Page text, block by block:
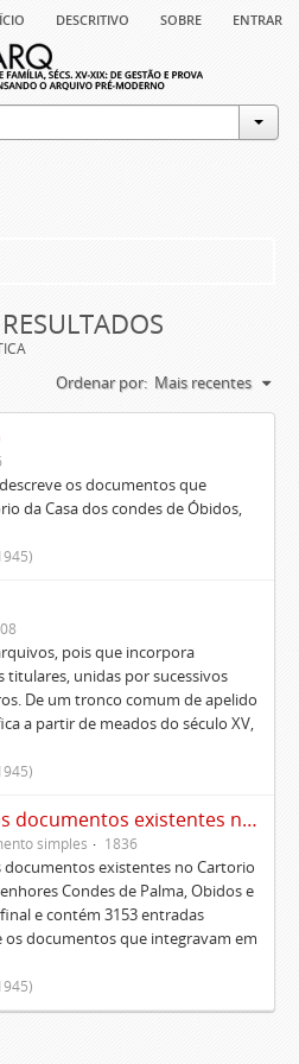
descritivo sobre entrar
Ordenar por: Mais recentes
os documentos que
da Casa dos condes de Óbidos,
pois que incorpora
titulares, unidas por sucessivos
De um tronco comum de apelido
a partir de meados do século XV,
Sumário alfabético dos documentos existentes no Cartório da Ilustríssima e Excelentíssima Casa dos senhores condes de Palma, Óbidos e Sabugal
simples 1836
existentes no Cartorio
Condes de Palma, Obidos e
e contém 3153 entradas
documentos que integravam em